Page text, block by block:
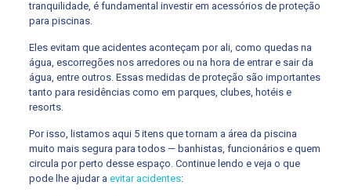
tranquilidade, é fundamental investir em acessórios de proteção
para piscinas.
Eles evitam que acidentes aconteçam por ali, como quedas na
água, escorregões nos arredores ou na hora de entrar e sair da
água, entre outros. Essas medidas de proteção são importantes
tanto para residências como em parques, clubes, hotéis e
resorts.
Por isso, listamos aqui 5 itens que tornam a área da piscina
muito mais segura para todos — banhistas, funcionários e quem
circula por perto desse espaço. Continue lendo e veja o que
pode lhe ajudar a evitar acidentes: